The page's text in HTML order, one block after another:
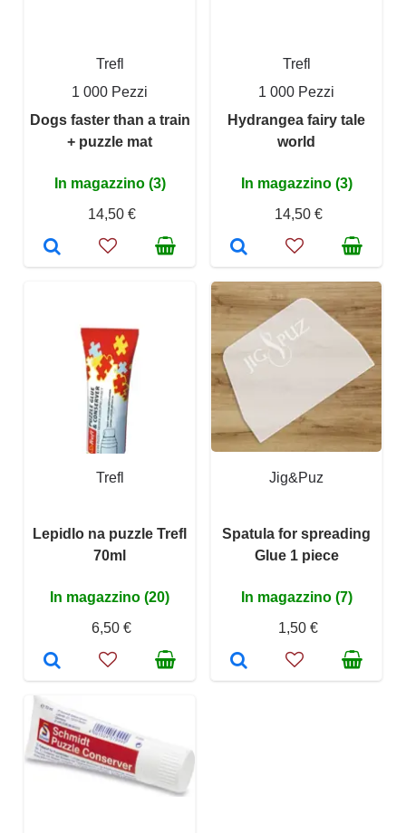
Trefl
1 000 Pezzi
Dogs faster than a train
+ puzzle mat
In magazzino (3)
14,50 €
Trefl
1 000 Pezzi
Hydrangea fairy tale
world
In magazzino (3)
14,50 €
Trefl
Lepidlo na puzzle Trefl
70ml
In magazzino (20)
6,50 €
Jig&Puz
Spatula for spreading
Glue 1 piece
In magazzino (7)
1,50 €